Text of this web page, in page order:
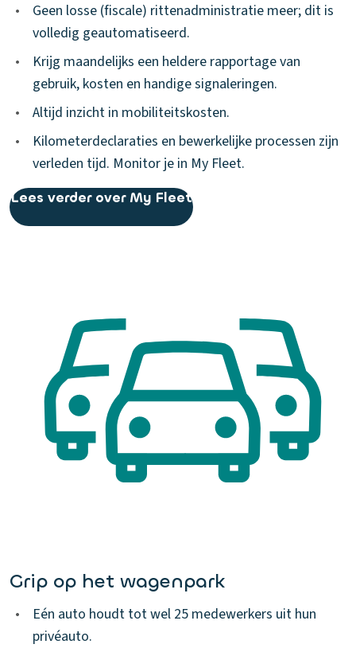
•
Geen losse (fiscale) rittenadministratie meer; dit is
volledig geautomatiseerd.
•
Krijg maandelijks een heldere rapportage van
gebruik, kosten en handige signaleringen.
•
Altijd inzicht in mobiliteitskosten.
•
Kilometerdeclaraties en bewerkelijke processen zijn
verleden tijd. Monitor je in My Fleet.
Lees verder over My Fleet
Grip op het wagenpark
•
Eén auto houdt tot wel 25 medewerkers uit hun
privéauto.